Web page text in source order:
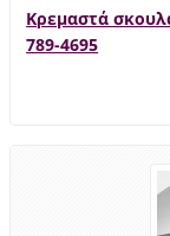
Κρεμαστά
789-4695